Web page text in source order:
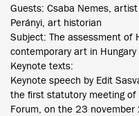
Guests: Csaba Nemes,
Perányi, art historian
Subject: The assessment of
contemporary art in
Keynote texts:
Keynote speech by Edit
the first statutory meeting of
Forum, on the 23 november